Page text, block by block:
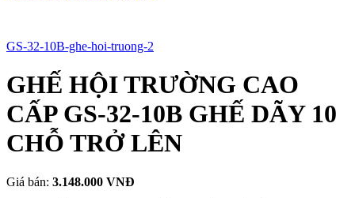
GS-32-10B-ghe-hoi-truong-2
GHẾ HỘI TRƯỜNG CAO
CẤP GS-32-10B GHẾ DÃY 10
CHỖ TRỞ LÊN
Giá bán: 3.148.000 VNĐ